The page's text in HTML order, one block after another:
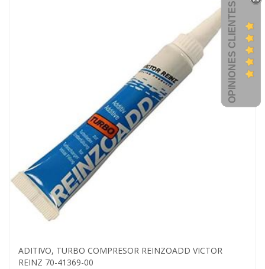
ADITIVO, TURBO COMPRESOR REINZOADD VICTOR
REINZ 70-41369-00
OPINIONES CLIENTES